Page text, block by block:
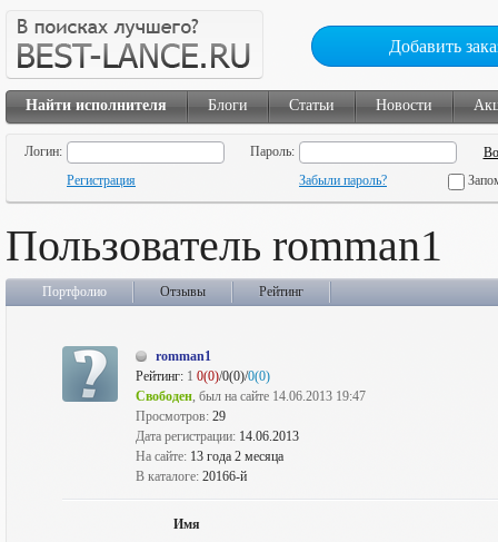
Добавить
Найти исполнителя Блоги Статьи Новости
Логин:
Пароль:
Регистрация
Забыли пароль?
Пользователь romman1
Портфолио Отзывы Рейтинг
romman1
Рейтинг: 1 0(0)/0(0)/0(0)
Свободен, был на сайте 14.06.2013 19:47
Просмотров: 29
Дата регистрации: 14.06.2013
На сайте: 13 года 2 месяца
В каталоге: 20166-й
Имя